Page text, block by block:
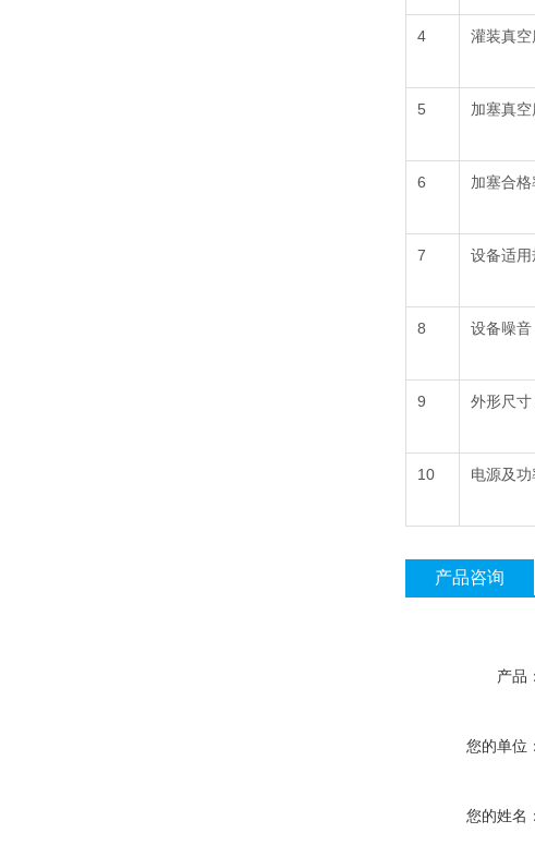
4 灌装真空
5 加塞真空
6 加塞合格
7 设备适用
8 设备噪音
9 外形尺寸
10 电源及功
产品咨询
产品：
您的单位：
您的姓名：